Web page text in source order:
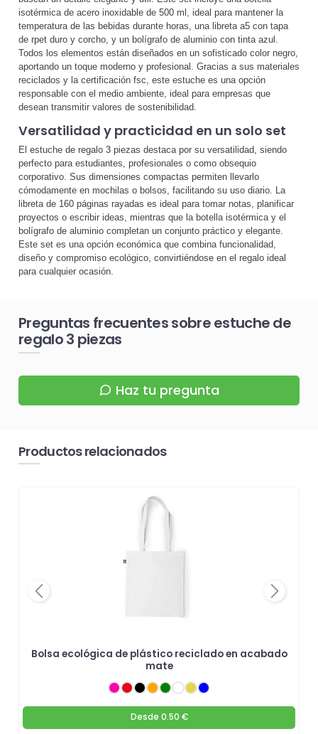
isotérmica de acero inoxidable de 500 ml, ideal para mantener la
temperatura de las bebidas durante horas, una libreta a5 con tapa
de rpet duro y corcho, y un bolígrafo de aluminio con tinta azul.
Todos los elementos están diseñados en un sofisticado color negro,
aportando un toque moderno y profesional. Gracias a sus materiales
reciclados y la certificación fsc, este estuche es una opción
responsable con el medio ambiente, ideal para empresas que
desean transmitir valores de sostenibilidad.
Versatilidad y practicidad en un solo set
El estuche de regalo 3 piezas destaca por su versatilidad, siendo
perfecto para estudiantes, profesionales o como obsequio
corporativo. Sus dimensiones compactas permiten llevarlo
cómodamente en mochilas o bolsos, facilitando su uso diario. La
libreta de 160 páginas rayadas es ideal para tomar notas, planificar
proyectos o escribir ideas, mientras que la botella isotérmica y el
bolígrafo de aluminio completan un conjunto práctico y elegante.
Este set es una opción económica que combina funcionalidad,
diseño y compromiso ecológico, convirtiéndose en el regalo ideal
para cualquier ocasión.
Preguntas frecuentes sobre estuche de
regalo 3 piezas
Haz tu pregunta
Productos relacionados
Bolsa ecológica de plástico reciclado en acabado
mate
Desde 0.50 €
Previous Next